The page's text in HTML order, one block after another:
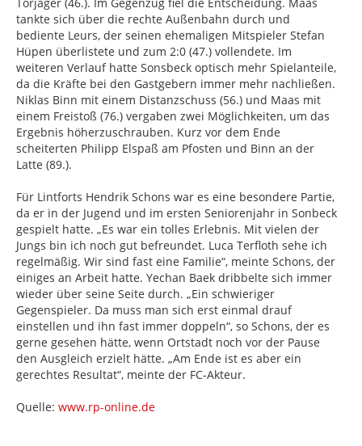
tankte sich über die rechte Außenbahn durch und
bediente Leurs, der seinen ehemaligen Mitspieler Stefan
Hüpen überlistete und zum 2:0 (47.) vollendete. Im
weiteren Verlauf hatte Sonsbeck optisch mehr Spielanteile,
da die Kräfte bei den Gastgebern immer mehr nachließen.
Niklas Binn mit einem Distanzschuss (56.) und Maas mit
einem Freistoß (76.) vergaben zwei Möglichkeiten, um das
Ergebnis höherzuschrauben. Kurz vor dem Ende
scheiterten Philipp Elspaß am Pfosten und Binn an der
Latte (89.).
Für Lintforts Hendrik Schons war es eine besondere Partie,
da er in der Jugend und im ersten Seniorenjahr in Sonbeck
gespielt hatte. „Es war ein tolles Erlebnis. Mit vielen der
Jungs bin ich noch gut befreundet. Luca Terfloth sehe ich
regelmäßig. Wir sind fast eine Familie“, meinte Schons, der
einiges an Arbeit hatte. Yechan Baek dribbelte sich immer
wieder über seine Seite durch. „Ein schwieriger
Gegenspieler. Da muss man sich erst einmal drauf
einstellen und ihn fast immer doppeln“, so Schons, der es
gerne gesehen hätte, wenn Ortstadt noch vor der Pause
den Ausgleich erzielt hätte. „Am Ende ist es aber ein
gerechtes Resultat“, meinte der FC-Akteur.
Quelle: www.rp-online.de